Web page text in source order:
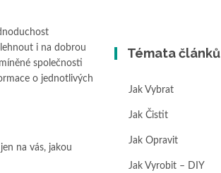
i na dobrou
společnosti
o jednotlivých
na vás, jakou
Témata článků
Jak Vybrat
Jak Čistit
Jak Opravit
Jak Vyrobit – DIY